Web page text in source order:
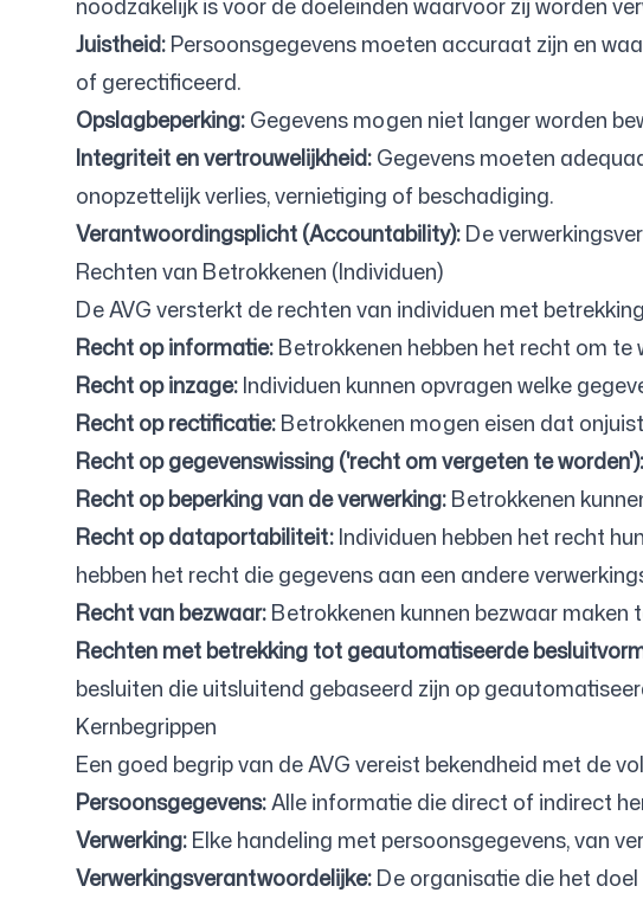
Juistheid:Persoonsgegevens moeten accuraat zijn en
of gerectificeerd.
Opslagbeperking:Gegevens mogen niet langer worden
Integriteit en vertrouwelijkheid:Gegevens moeten
onopzettelijk verlies, vernietiging of beschadiging.
Verantwoordingsplicht (Accountability):De
Rechten van Betrokkenen (Individuen)
De AVG versterkt de rechten van individuen met
Recht op informatie:Betrokkenen hebben het recht om te
Recht op inzage:Individuen kunnen opvragen welke
Recht op rectificatie:Betrokkenen mogen eisen dat
Recht op gegevenswissing ('recht om vergeten te worden'):
Recht op beperking van de verwerking:Betrokkenen
Recht op dataportabiliteit:Individuen hebben het recht
hebben het recht die gegevens aan een andere
Recht van bezwaar:Betrokkenen kunnen bezwaar
Rechten met betrekking tot geautomatiseerde
besluiten die uitsluitend gebaseerd zijn op
Kernbegrippen
Een goed begrip van de AVG vereist bekendheid met de
Persoonsgegevens:Alle informatie die direct of indirect
Verwerking:Elke handeling met persoonsgegevens, van
Verwerkingsverantwoordelijke:De organisatie die het